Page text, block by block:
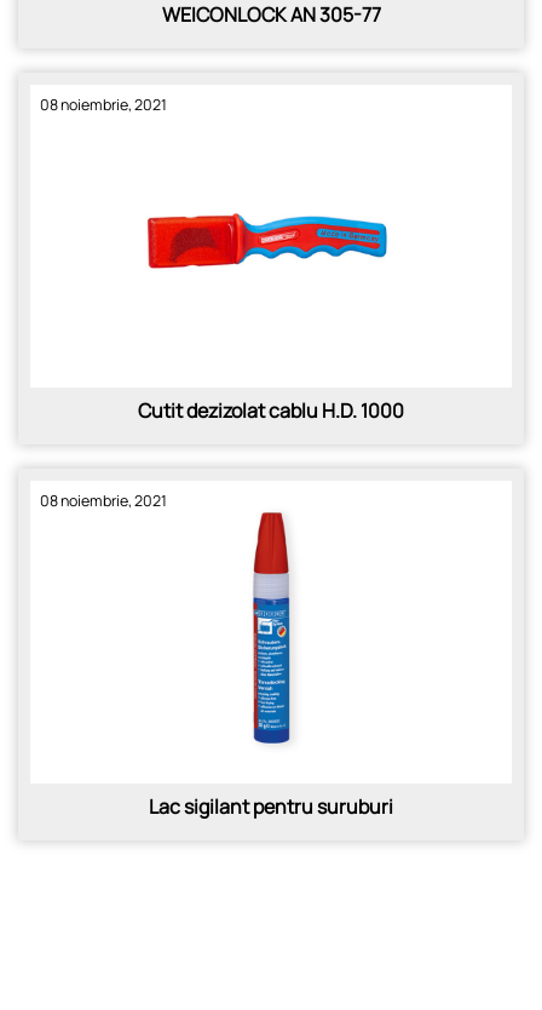
WEICONLOCK AN 305-77
08 noiembrie, 2021
Cutit dezizolat cablu H.D. 1000
08 noiembrie, 2021
Lac sigilant pentru suruburi